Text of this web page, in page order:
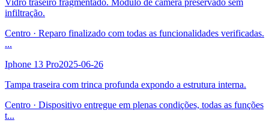
Vidro traseiro fragmentado. Módulo de câmera preservado sem
infiltração.
Centro · Reparo finalizado com todas as funcionalidades verificadas.
...
Iphone 13 Pro2025-06-26
Tampa traseira com trinca profunda expondo a estrutura interna.
Centro · Dispositivo entregue em plenas condições, todas as funções
t...